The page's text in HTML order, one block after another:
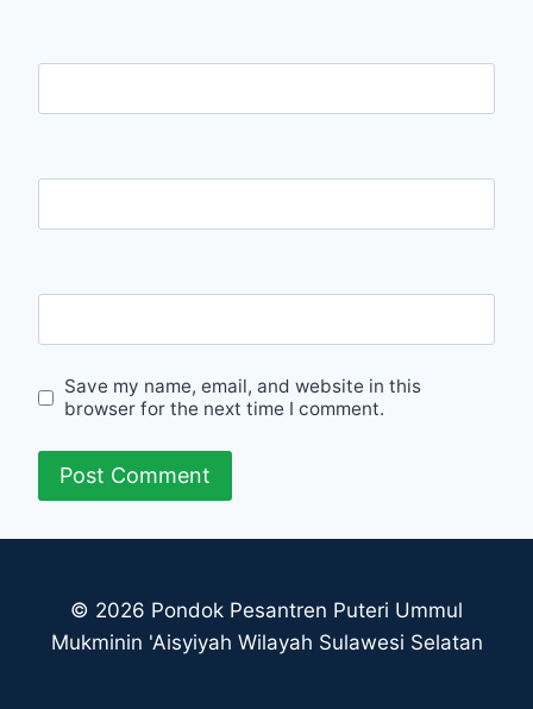
Save my name, email, and website in this
browser for the next time I comment.
© 2026 Pondok Pesantren Puteri Ummul
Mukminin 'Aisyiyah Wilayah Sulawesi Selatan